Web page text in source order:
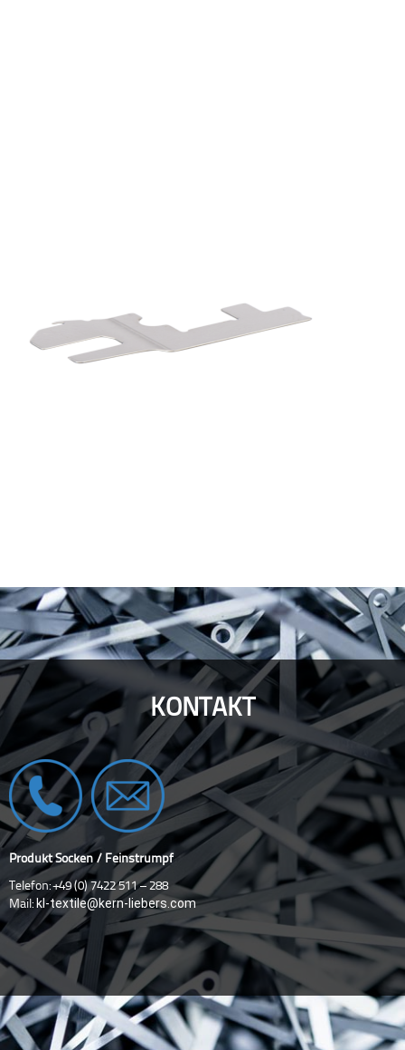
KONTAKT
Produkt Socken / Feinstrumpf
Telefon: +49 (0) 7422 511 – 288
Mail: kl-textile@kern-liebers.com